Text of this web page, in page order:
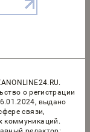
о регистрации
выдано
связи,
коммуникаций.